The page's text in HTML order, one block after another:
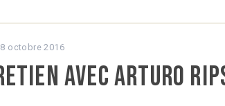
octobre 2016
avec Arturo